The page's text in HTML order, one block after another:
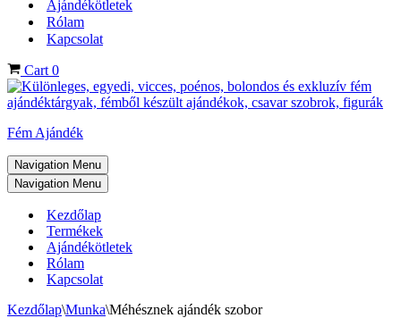
Ajándékötletek
Rólam
Kapcsolat
Cart 0
Fém Ajándék
Navigation Menu
Navigation Menu
Kezdőlap
Termékek
Ajándékötletek
Rólam
Kapcsolat
Kezdőlap\Munka\Méhésznek ajándék szobor